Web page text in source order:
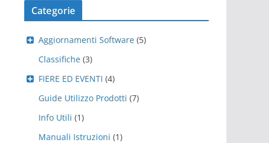
Categorie
Aggiornamenti Software(5)
Classifiche(3)
FIERE ED EVENTI (4)
Guide Utilizzo Prodotti (7)
Info Utili (1)
Manuali Istruzioni (1)